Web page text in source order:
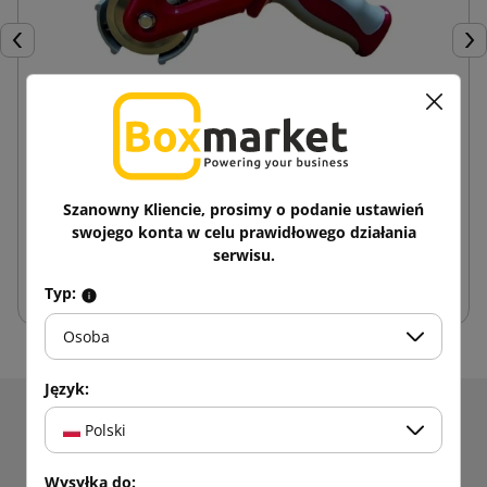
Poprzedni
Dyspenser do taśmy 50 mm
od 80,84 zł brutto
Otrzymuj informacje o nowościach i promocjach.
Zyskaj 5% rabatu na pierwsze
Szanowny Kliencie, prosimy o podanie ustawień
swojego konta w celu prawidłowego działania
serwisu.
Typ:
Osoba
Język:
Polski
Wysyłka do: